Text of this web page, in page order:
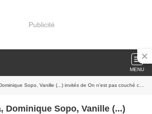
Publicité
MENU
Sopo, Vanille (...) invités de On n'est pas couché ce soir sur France 2
Dominique Sopo, Vanille (...)